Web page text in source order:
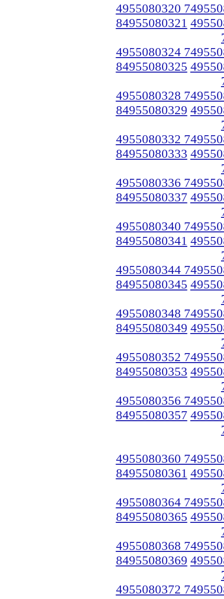
4955080320
84955080321
4955080324
84955080325
4955080328
84955080329
4955080332
84955080333
4955080336
84955080337
4955080340
84955080341
4955080344
84955080345
4955080348
84955080349
4955080352
84955080353
4955080356
84955080357
4955080360
84955080361
4955080364
84955080365
4955080368
84955080369
4955080372